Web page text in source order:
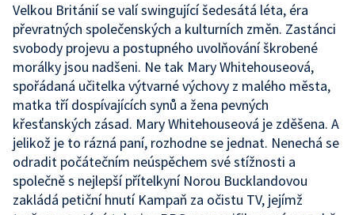
Velkou Británií se valí swingující šedesátá léta, éra
převratných společenských a kulturních změn. Zastánci
svobody projevu a postupného uvolňování škrobené
morálky jsou nadšeni. Ne tak Mary Whitehouseová,
spořádaná učitelka výtvarné výchovy z malého města,
matka tří dospívajících synů a žena pevných
křesťanských zásad. Mary Whitehouseová je zděšena. A
jelikož je to rázná paní, rozhodne se jednat. Nenechá se
odradit počátečním neúspěchem své stížnosti a
společně s nejlepší přítelkyní Norou Bucklandovou
zakládá petiční hnutí Kampaň za očistu TV, jejímž